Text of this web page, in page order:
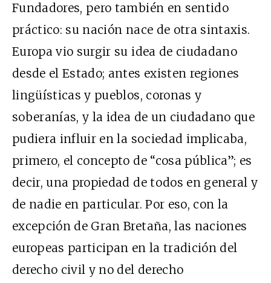
Fundadores, pero también en sentido
práctico: su nación nace de otra sintaxis.
Europa vio surgir su idea de ciudadano
desde el Estado; antes existen regiones
lingüísticas y pueblos, coronas y
soberanías, y la idea de un ciudadano que
pudiera influir en la sociedad implicaba,
primero, el concepto de “cosa pública”; es
decir, una propiedad de todos en general y
de nadie en particular. Por eso, con la
excepción de Gran Bretaña, las naciones
europeas participan en la tradición del
derecho civil y no del derecho